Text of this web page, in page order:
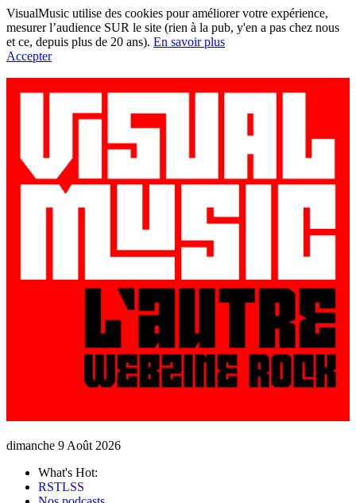
VisualMusic utilise des cookies pour améliorer votre expérience,
mesurer l’audience SUR le site (rien à la pub, y'en a pas chez nous
et ce, depuis plus de 20 ans). En savoir plus
Accepter
dimanche 9 Août 2026
What's Hot:
RSTLSS